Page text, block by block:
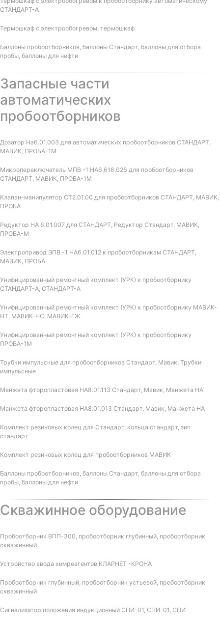
СТАНДАРТ-А
Термошкаф с электрообогревом, термошкаф
Баллоны пробоотборников, баллоны Стандарт, баллоны для отбора
пробы, баллоны для нефти
Запасные части
автоматических
пробоотборников
Дозатор На6.01.003 для автоматических пробоотборников СТАНДАРТ,
МАВИК, ПРОБА-1М
Микропереключатель МПВ -1 НА6.618.026 для пробоотборников
СТАНДАРТ, МАВИК, ПРОБА-1М
Клапан-манипулятор СТ2.01.00 для пробоотборников СТАНДАРТ, МАВИК,
ПРОБА
Редуктор НА 6.01.007 для СТАНДАРТ, Редуктор Стандарт, МАВИК,
ПРОБА-М
Электропривод ЭПВ -1 НА6.01.012 к пробоотборникам СТАНДАРТ,
МАВИК, ПРОБА
Унифицированный ремонтный комплект (УРК) к пробоотборнику
СТАНДАРТ-А, СТАНДАРТ-А
Унифицированный ремонтный комплект (УРК) к пробоотборнику МАВИК-
НТ, МАВИК-НС, МАВИК-ГЖ
Унифицированный ремонтный комплект (УРК) к пробоотборнику
ПРОБА-1М
Трубки импульсные для пробоотборников Стандарт, Мавик, Трубки
импульсные
Манжета фторопластовая НА8.01.113 Стандарт, Мавик, Манжета НА
Манжета фторопластовая НА8.01.013 Стандарт, Мавик, Манжета НА
Комплект резиновых колец для Стандарт, кольца стандарт, зип
стандарт
Комплект резиновых колец для пробоотборников МАВИК
Баллоны пробоотборников, баллоны Стандарт, баллоны для отбора
пробы, баллоны для нефти
Скважинное оборудование
Пробоотборник ВПП-300, пробоотборник глубинный, пробоотборник
скважинный
Устройство ввода химреагентов КЛАРНЕТ -КРОНА
Пробоотборник глубинный, пробоотборник устьевой, пробоотборник
скважинный
Сигнализатор положения индукционный СПИ-01, СПИ-01, СПИ